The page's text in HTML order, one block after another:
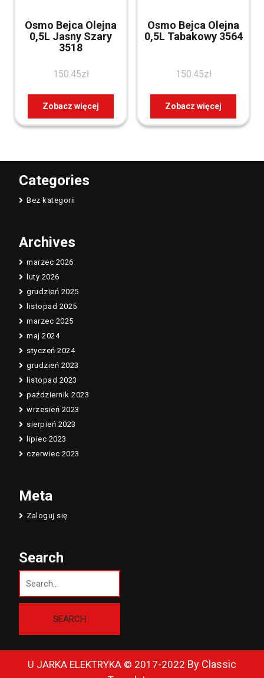
Osmo Bejca Olejna
0,5L Jasny Szary
3518
150.45zł
Zobacz więcej
Osmo Bejca Olejna
0,5L Tabakowy 3564
150.45zł
Zobacz więcej
Categories
Bez kategorii
Archives
marzec 2026
luty 2026
grudzień 2025
listopad 2025
marzec 2025
maj 2024
styczeń 2024
grudzień 2023
listopad 2023
październik 2023
wrzesień 2023
sierpień 2023
lipiec 2023
czerwiec 2023
Meta
Zaloguj się
Search
U JARKA ELEKTRYKA © 2017-2022 By Classic